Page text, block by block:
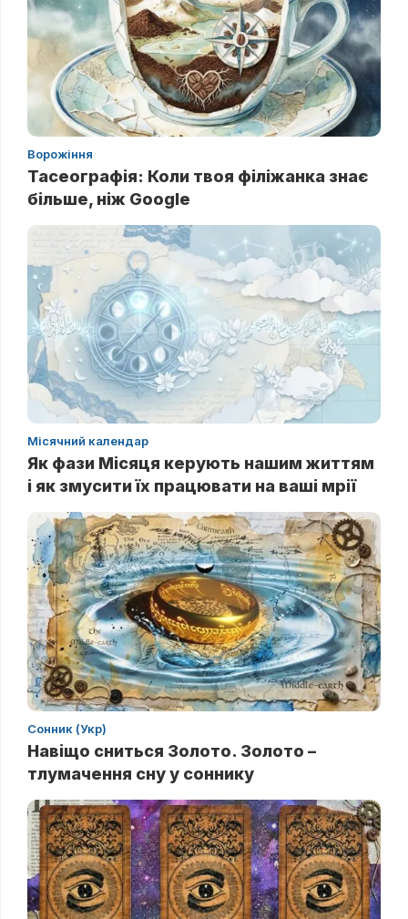
Ворожіння
Тасеографія: Коли твоя філіжанка знає
більше, ніж Google
Місячний календар
Як фази Місяця керують нашим життям
і як змусити їх працювати на ваші мрії
Сонник (Укр)
Навіщо сниться Золото. Золото –
тлумачення сну у соннику